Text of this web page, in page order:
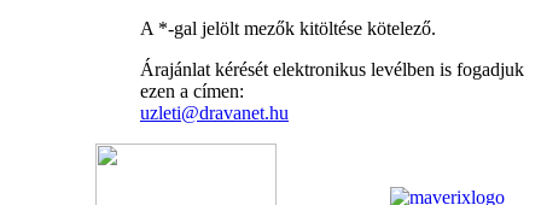
A *-gal jelölt mezők kitöltése kötelező.
Árajánlat kérését elektronikus levélben is fogadjuk
ezen a címen:
uzleti@dravanet.hu